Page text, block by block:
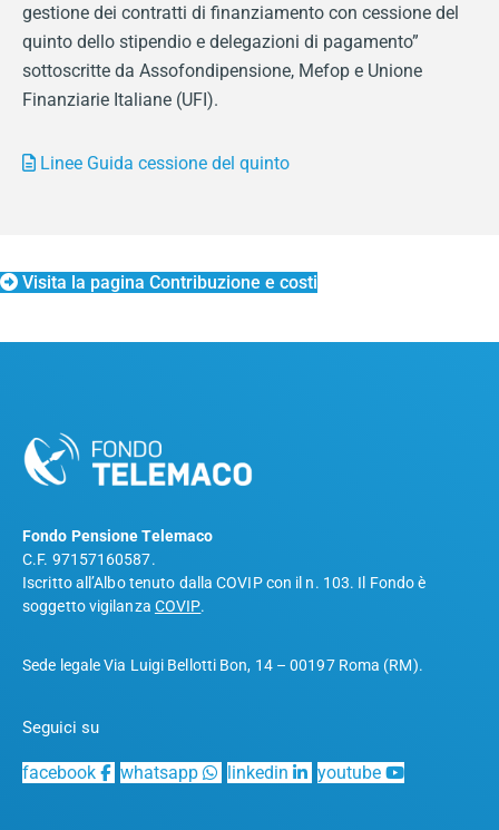
gestione dei contratti di finanziamento con cessione del
quinto dello stipendio e delegazioni di pagamento”
sottoscritte da Assofondipensione, Mefop e Unione
Finanziarie Italiane (UFI).
Linee Guida cessione del quinto
Visita la pagina Contribuzione e costi
Fondo Pensione Telemaco
C.F. 97157160587.
Iscritto all’Albo tenuto dalla COVIP con il n. 103. Il Fondo è
soggetto vigilanza COVIP.
Sede legale Via Luigi Bellotti Bon, 14 – 00197 Roma (RM).
Seguici su
facebook whatsapp linkedin youtube